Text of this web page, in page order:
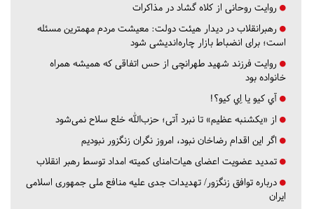
روایت روحانی از کلاه گشاد در مذاکرات
رهبرانقلاب در دیدار هیئت دولت: معیشت مردم مهمترین مسئله
است؛ برای انضباط بازار چاره‌اندیشی شود
روایت فرزند شهید طهرانچی از حس اتفاقی که همیشه همراه
خانواده بود
آي كيو يا اِي كيو؟!
از «یکشنبه عظیم» تا نبرد آتی؛ حزب‌الله خلع سلاح نمی‌شود
اگر این اقدام رضاخان نبود، امروز نگران زنگزور نبودیم
تمدید عضویت اعضای هیات‌امنای کمیته امداد توسط رهبر انقلاب
درباره توافق زنگزور/ تهدیدات جدی علیه منافع ملی جمهوری اسلامی
ایران